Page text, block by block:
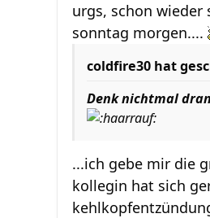
urgs, schon wieder
sonntag morgen....
coldfire30 hat
Denk nichtmal
...ich gebe mir die
kollegin hat sich